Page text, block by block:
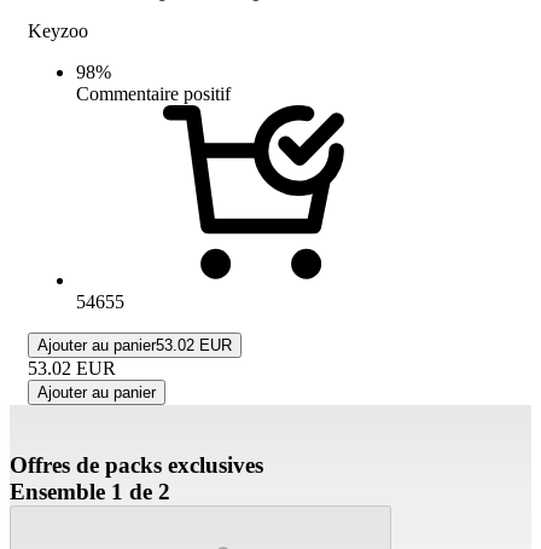
Keyzoo
98%
Commentaire positif
54655
Ajouter au panier53.02 EUR
53.02 EUR
Ajouter au panier
Offres de packs exclusives
Ensemble 1 de 2